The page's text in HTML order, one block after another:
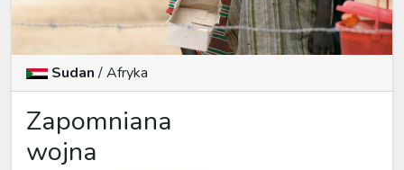
Sudan/Afryka
Zapomniana
wojna